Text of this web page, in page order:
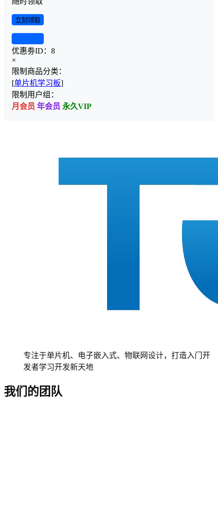
立刻领取
优惠劵ID： 8
×
限制商品分类：
[单片机学习板]
限制用户组：
月会员 年会员 永久VIP
专注于单片机、电子嵌入式、物联网设计，打造入门开
发者学习开发新天地
我们的团队